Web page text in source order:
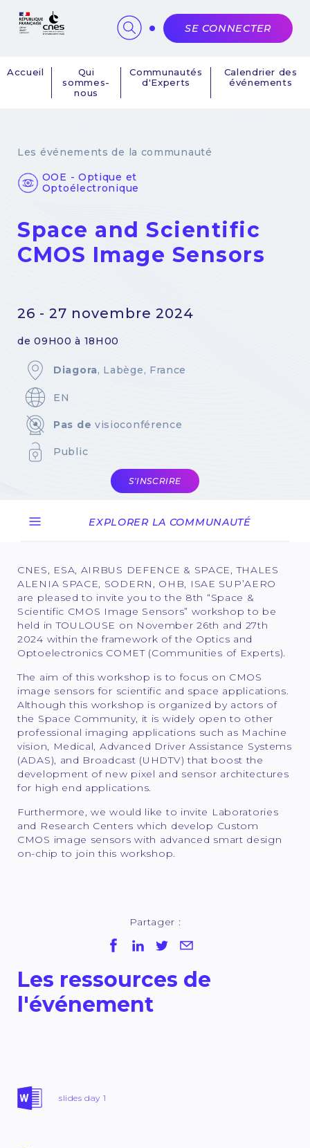
Navigation
Accueil
Qui
sommes-
nous
Communautés
d'Experts
Calendrier des
événements
SE CONNECTER
Les événements de la communauté
OOE - Optique et
Optoélectronique
Space and Scientific
CMOS Image Sensors
26 - 27 novembre 2024
de 09H00 à 18H00
Diagora, Labège, France
EN
Pas de visioconférence
Public
S'INSCRIRE
EXPLORER LA COMMUNAUTÉ
CNES, ESA, AIRBUS DEFENCE & SPACE, THALES
ALENIA SPACE, SODERN, OHB, ISAE SUP’AERO
are pleased to invite you to the 8th “Space &
Scientific CMOS Image Sensors” workshop to be
held in TOULOUSE on November 26th and 27th
2024 within the framework of the Optics and
Optoelectronics COMET (Communities of Experts).
The aim of this workshop is to focus on CMOS
image sensors for scientific and space applications.
Although this workshop is organized by actors of
the Space Community, it is widely open to other
professional imaging applications such as Machine
vision, Medical, Advanced Driver Assistance Systems
(ADAS), and Broadcast (UHDTV) that boost the
development of new pixel and sensor architectures
for high end applications.
Furthermore, we would like to invite Laboratories
and Research Centers which develop Custom
CMOS image sensors with advanced smart design
on-chip to join this workshop.
Partager :
Les ressources de
l'événement
slides day 1